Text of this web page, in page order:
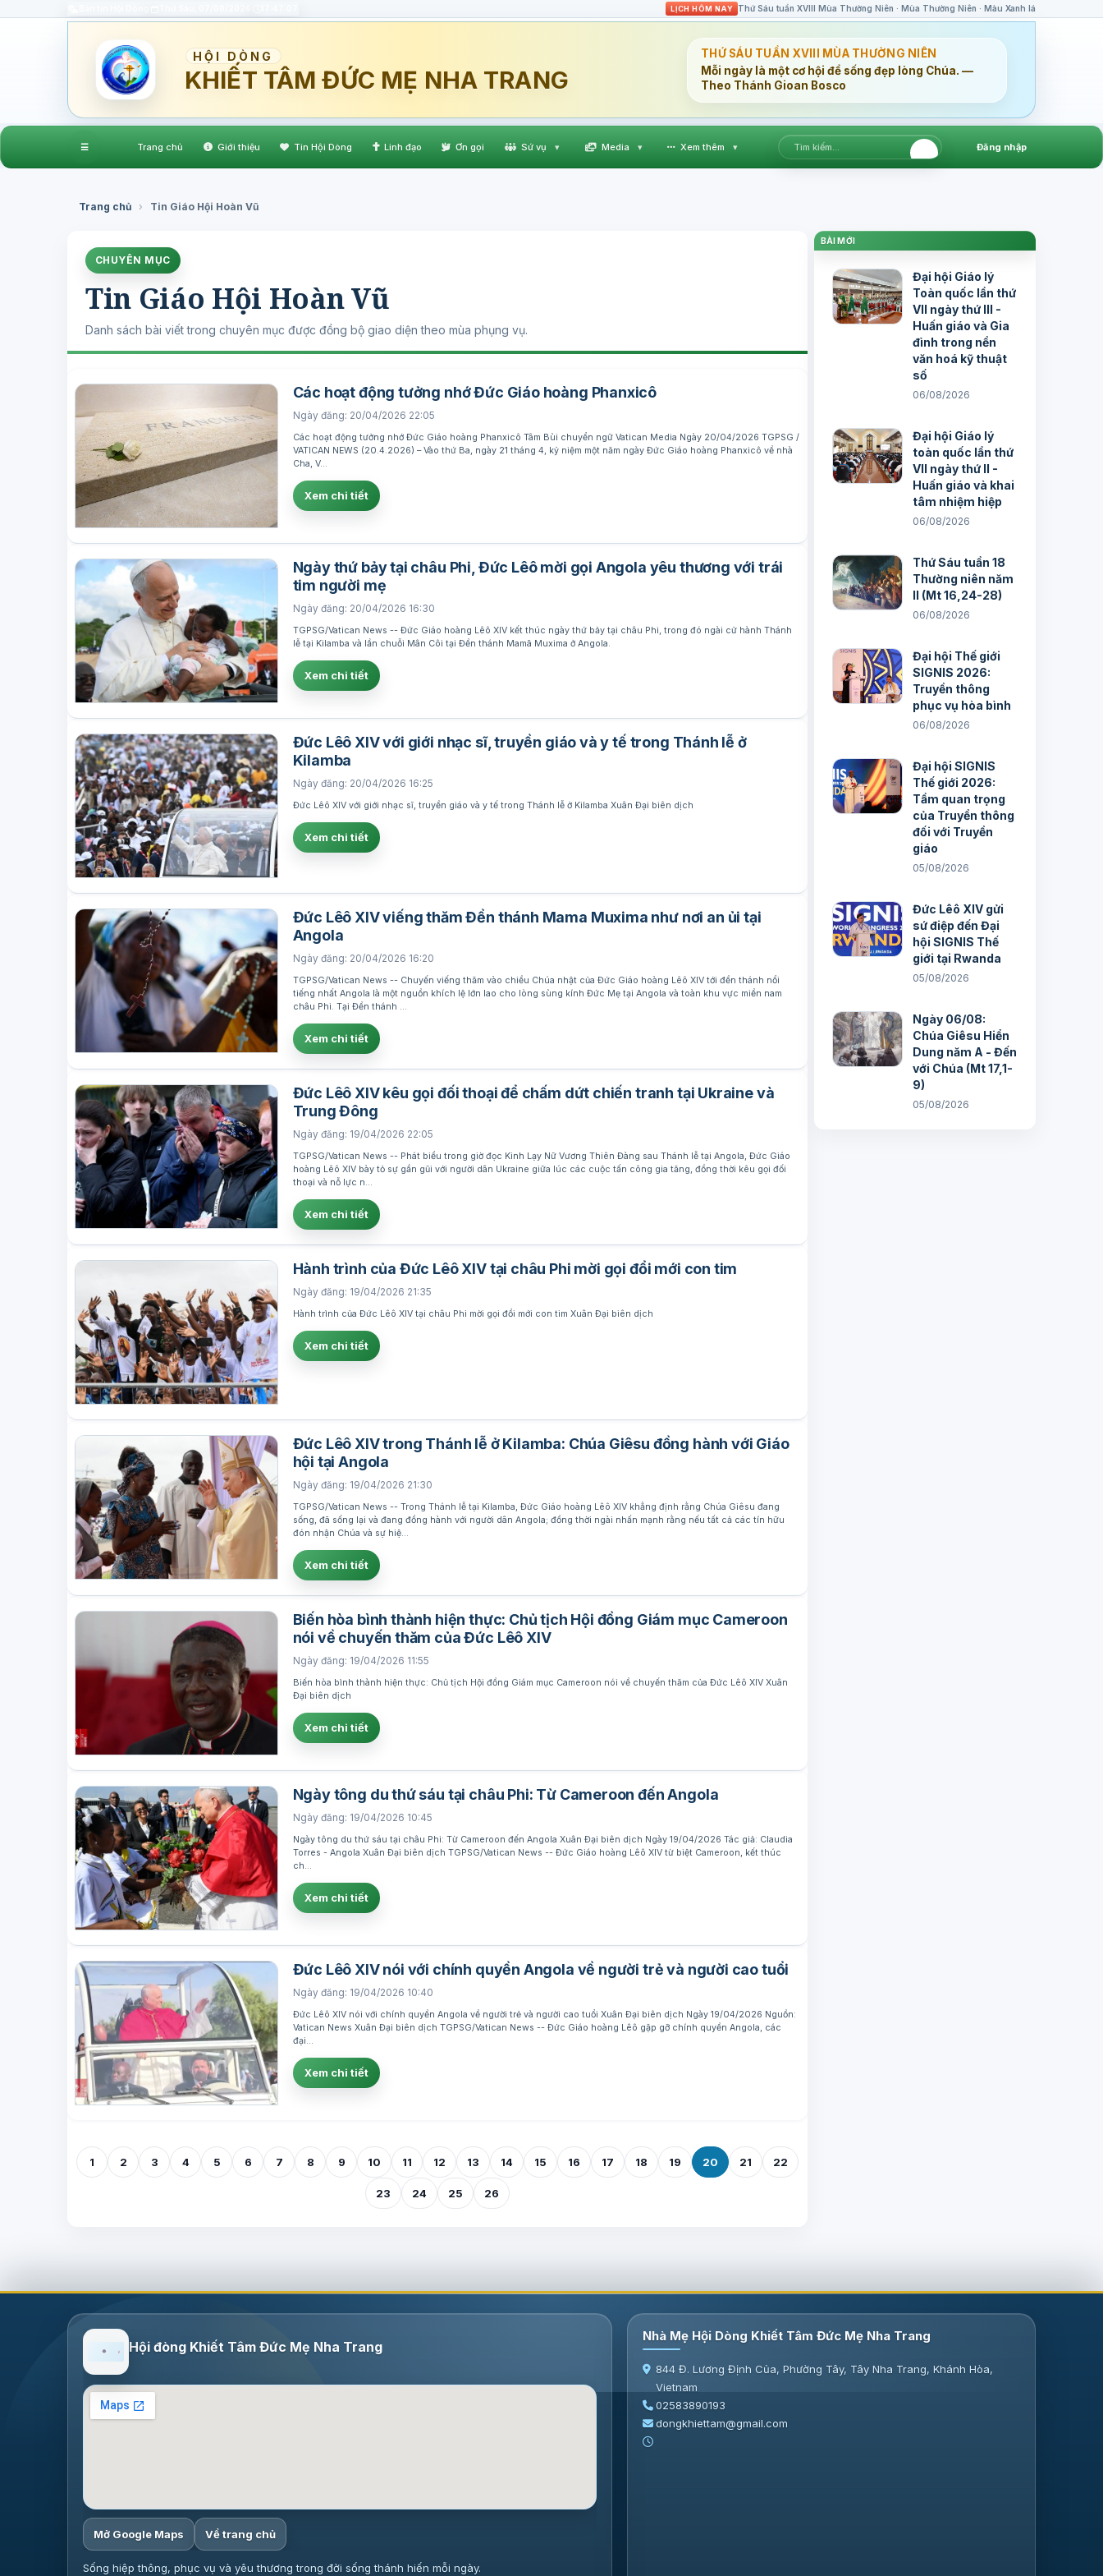
LỊCH HÔM NAY Thứ Sáu tuần XVIII Mùa Thường Niên · Mùa Thường Niên · Màu Xanh lá
HỘI DÒNG
KHIẾT TÂM ĐỨC MẸ NHA TRANG
THỨ SÁU TUẦN XVIII MÙA THƯỜNG NIÊN
Mỗi ngày là một cơ hội để sống đẹp lòng Chúa. —
Theo Thánh Gioan Bosco
☰ Trang chủ Giới thiệu Tin Hội Dòng Linh đạo Ơn gọi Sứ vụ ▾ Media ▾ Xem thêm ▾ Đăng nhập
Trang chủ › Tin Giáo Hội Hoàn Vũ
CHUYÊN MỤC
Tin Giáo Hội Hoàn Vũ
Danh sách bài viết trong chuyên mục được đồng bộ giao diện theo mùa phụng vụ.
Các hoạt động tưởng nhớ Đức Giáo hoàng Phanxicô
Ngày đăng: 20/04/2026 22:05
Các hoạt động tưởng nhớ Đức Giáo hoàng Phanxicô Tâm Bùi chuyển ngữ Vatican Media Ngày 20/04/2026 TGPSG /
VATICAN NEWS (20.4.2026) – Vào thứ Ba, ngày 21 tháng 4, kỷ niệm một năm ngày Đức Giáo hoàng Phanxicô về nhà
Cha, V…
Xem chi tiết
Ngày thứ bảy tại châu Phi, Đức Lêô mời gọi Angola yêu thương với trái
tim người mẹ
Ngày đăng: 20/04/2026 16:30
TGPSG/Vatican News -- Đức Giáo hoàng Lêô XIV kết thúc ngày thứ bảy tại châu Phi, trong đó ngài cử hành Thánh
lễ tại Kilamba và lần chuỗi Mân Côi tại Đền thánh Mamã Muxima ở Angola.
Xem chi tiết
Đức Lêô XIV với giới nhạc sĩ, truyền giáo và y tế trong Thánh lễ ở
Kilamba
Ngày đăng: 20/04/2026 16:25
Đức Lêô XIV với giới nhạc sĩ, truyền giáo và y tế trong Thánh lễ ở Kilamba Xuân Đại biên dịch
Xem chi tiết
Đức Lêô XIV viếng thăm Đền thánh Mama Muxima như nơi an ủi tại
Angola
Ngày đăng: 20/04/2026 16:20
TGPSG/Vatican News -- Chuyến viếng thăm vào chiều Chúa nhật của Đức Giáo hoàng Lêô XIV tới đền thánh nổi
tiếng nhất Angola là một nguồn khích lệ lớn lao cho lòng sùng kính Đức Mẹ tại Angola và toàn khu vực miền nam
châu Phi. Tại Đền thánh …
Xem chi tiết
Đức Lêô XIV kêu gọi đối thoại để chấm dứt chiến tranh tại Ukraine và
Trung Đông
Ngày đăng: 19/04/2026 22:05
TGPSG/Vatican News -- Phát biểu trong giờ đọc Kinh Lạy Nữ Vương Thiên Đàng sau Thánh lễ tại Angola, Đức Giáo
hoàng Lêô XIV bày tỏ sự gần gũi với người dân Ukraine giữa lúc các cuộc tấn công gia tăng, đồng thời kêu gọi đối
thoại và nỗ lực n…
Xem chi tiết
Hành trình của Đức Lêô XIV tại châu Phi mời gọi đổi mới con tim
Ngày đăng: 19/04/2026 21:35
Hành trình của Đức Lêô XIV tại châu Phi mời gọi đổi mới con tim Xuân Đại biên dịch
Xem chi tiết
Đức Lêô XIV trong Thánh lễ ở Kilamba: Chúa Giêsu đồng hành với Giáo
hội tại Angola
Ngày đăng: 19/04/2026 21:30
TGPSG/Vatican News -- Trong Thánh lễ tại Kilamba, Đức Giáo hoàng Lêô XIV khẳng định rằng Chúa Giêsu đang
sống, đã sống lại và đang đồng hành với người dân Angola; đồng thời ngài nhấn mạnh rằng nếu tất cả các tín hữu
đón nhận Chúa và sự hiệ…
Xem chi tiết
Biến hòa bình thành hiện thực: Chủ tịch Hội đồng Giám mục Cameroon
nói về chuyến thăm của Đức Lêô XIV
Ngày đăng: 19/04/2026 11:55
Biến hòa bình thành hiện thực: Chủ tịch Hội đồng Giám mục Cameroon nói về chuyến thăm của Đức Lêô XIV Xuân
Đại biên dịch
Xem chi tiết
Ngày tông du thứ sáu tại châu Phi: Từ Cameroon đến Angola
Ngày đăng: 19/04/2026 10:45
Ngày tông du thứ sáu tại châu Phi: Từ Cameroon đến Angola Xuân Đại biên dịch Ngày 19/04/2026 Tác giả: Claudia
Torres - Angola Xuân Đại biên dịch TGPSG/Vatican News -- Đức Giáo hoàng Lêô XIV từ biệt Cameroon, kết thúc
ch…
Xem chi tiết
Đức Lêô XIV nói với chính quyền Angola về người trẻ và người cao tuổi
Ngày đăng: 19/04/2026 10:40
Đức Lêô XIV nói với chính quyền Angola về người trẻ và người cao tuổi Xuân Đại biên dịch Ngày 19/04/2026 Nguồn:
Vatican News Xuân Đại biên dịch TGPSG/Vatican News -- Đức Giáo hoàng Lêô gặp gỡ chính quyền Angola, các
đại…
Xem chi tiết
1 2 3 4 5 6 7 8 9 10 11 12 13 14 15 16 17 18 19 20 21 22
23 24 25 26
BÀI MỚI
Đại hội Giáo lý
Toàn quốc lần thứ
VII ngày thứ III -
Huấn giáo và Gia
đình trong nền
văn hoá kỹ thuật
số
06/08/2026
Đại hội Giáo lý
toàn quốc lần thứ
VII ngày thứ II -
Huấn giáo và khai
tâm nhiệm hiệp
06/08/2026
Thứ Sáu tuần 18
Thường niên năm
II (Mt 16,24-28)
06/08/2026
Đại hội Thế giới
SIGNIS 2026:
Truyền thông
phục vụ hòa bình
06/08/2026
Đại hội SIGNIS
Thế giới 2026:
Tầm quan trọng
của Truyền thông
đối với Truyền
giáo
05/08/2026
Đức Lêô XIV gửi
sứ điệp đến Đại
hội SIGNIS Thế
giới tại Rwanda
05/08/2026
Ngày 06/08:
Chúa Giêsu Hiển
Dung năm A - Đến
với Chúa (Mt 17,1-
9)
05/08/2026
Hội đòng Khiết Tâm Đức Mẹ Nha Trang
Mở Google Maps Về trang chủ
Sống hiệp thông, phục vụ và yêu thương trong đời sống thánh hiến mỗi ngày.
Nhà Mẹ Hội Dòng Khiết Tâm Đức Mẹ Nha Trang
844 Đ. Lương Định Của, Phường Tây, Tây Nha Trang, Khánh Hòa,
Vietnam
02583890193
dongkhiettam@gmail.com